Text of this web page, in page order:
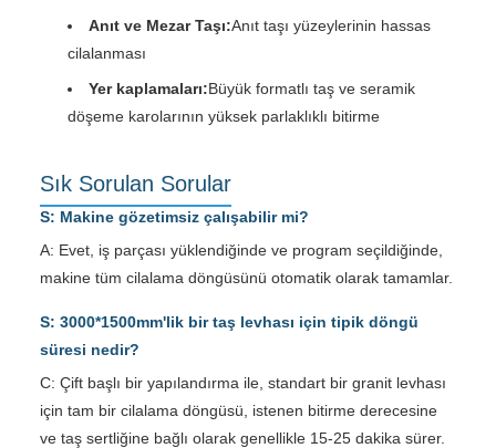
Anıt ve Mezar Taşı:Anıt taşı yüzeylerinin hassas
cilalanması
Yer kaplamaları:Büyük formatlı taş ve seramik
döşeme karolarının yüksek parlaklıklı bitirme
Sık Sorulan Sorular
S: Makine gözetimsiz çalışabilir mi?
A: Evet, iş parçası yüklendiğinde ve program seçildiğinde,
makine tüm cilalama döngüsünü otomatik olarak tamamlar.
S: 3000*1500mm'lik bir taş levhası için tipik döngü
süresi nedir?
C: Çift başlı bir yapılandırma ile, standart bir granit levhası
için tam bir cilalama döngüsü, istenen bitirme derecesine
ve taş sertliğine bağlı olarak genellikle 15-25 dakika sürer.